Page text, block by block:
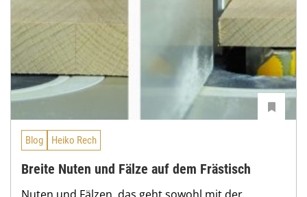
Blog Heiko Rech
Breite Nuten und Fälze auf dem Frästisch